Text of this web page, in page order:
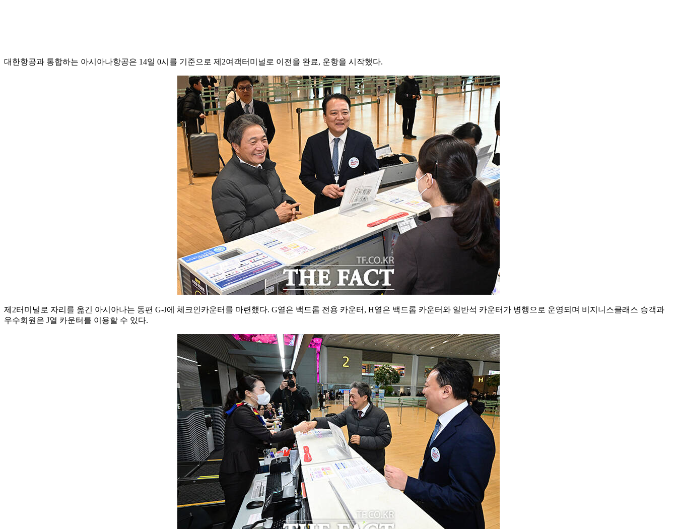
대한항공과 통합하는 아시아나항공은 14일 0시를 기준으로 제2여객터미널로 이전을 완료, 운항을 시작했다.
제2터미널로 자리를 옮긴 아시아나는 동편 G-J에 체크인카운터를 마련했다. G열은 백드롭 전용 카운터, H열은 백드롭 카운터와 일반석 카운터가 병행으로 운영되며 비지니스클래스 승객과
우수회원은 J열 카운터를 이용할 수 있다.